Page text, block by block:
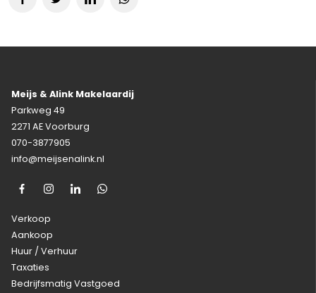
Meijs & Alink Makelaardij
Parkweg 49
2271 AE Voorburg
070-3877905
info@meijsenalink.nl
Verkoop
Aankoop
Huur / Verhuur
Taxaties
Bedrijfsmatig Vastgoed